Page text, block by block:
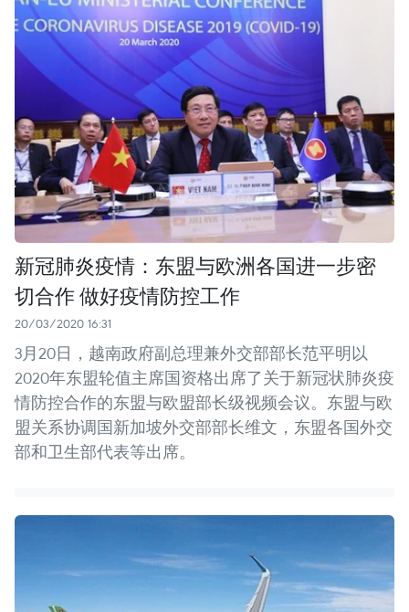
新冠肺炎疫情：东盟与欧洲各国进一步密
切合作 做好疫情防控工作
20/03/2020 16:31
3月20日，越南政府副总理兼外交部部长范平明以
2020年东盟轮值主席国资格出席了关于新冠状肺炎疫
情防控合作的东盟与欧盟部长级视频会议。东盟与欧
盟关系协调国新加坡外交部部长维文，东盟各国外交
部和卫生部代表等出席。